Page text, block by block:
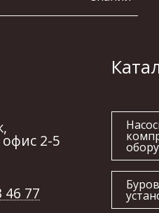
2-5
46 77